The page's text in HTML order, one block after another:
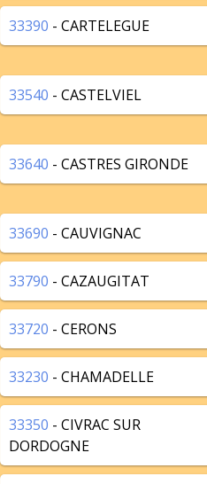
33390 - CARTELEGUE
33540 - CASTELVIEL
33640 - CASTRES GIRONDE
33690 - CAUVIGNAC
33790 - CAZAUGITAT
33720 - CERONS
33230 - CHAMADELLE
33350 - CIVRAC SUR
DORDOGNE